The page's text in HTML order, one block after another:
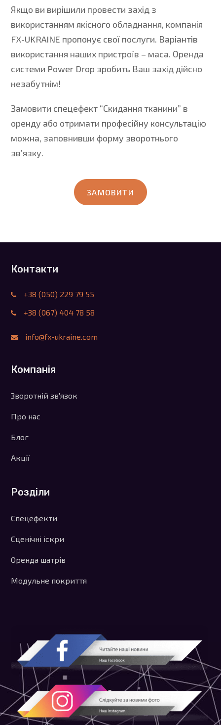
Якщо ви вирішили провести захід з
використанням якісного обладнання, компанія
FX-UKRAINE пропонує свої послуги. Варіантів
використання наших пристроїв – маса. Оренда
системи Power Drop зробить Ваш захід дійсно
незабутнім!
Замовити спецефект “Скидання тканини” в
оренду або отримати професійну консультацію
можна, заповнивши форму зворотнього
зв’язку.
ЗАМОВИТИ
Контакти
+38 (050) 229 79 55
+38 (067) 404 78 58
info@fx-ukraine.com
Компанія
Зворотній зв'язок
Про нас
Блог
Акції
Розділи
Спецефекти
Сценічні іскри
Оренда шатрів
Модульне покриття